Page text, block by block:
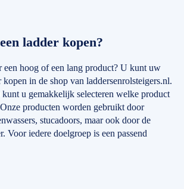
ladder kopen?
een hoog of een lang product? U kunt uw
kopen in de shop van laddersenrolsteigers.nl.
u gemakkelijk selecteren welke product
producten worden gebruikt door
stucadoors, maar ook door de
Voor iedere doelgroep is een passend